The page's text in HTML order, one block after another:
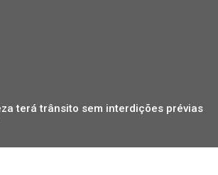
terá trânsito sem interdições prévias